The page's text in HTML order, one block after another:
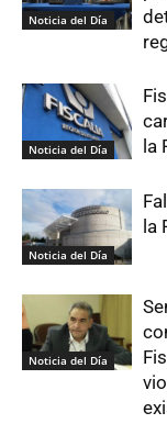
Noticia del Día
Noticia del Día
la
Noticia del Día
la
Noticia del Día